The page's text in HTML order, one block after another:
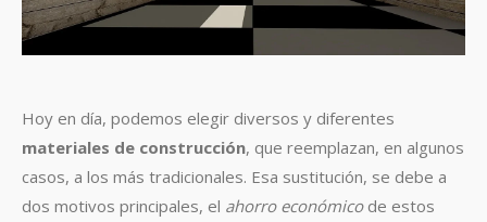
Hoy en día, podemos elegir diversos y diferentes
materiales de construcción, que reemplazan, en algunos
casos, a los más tradicionales. Esa sustitución, se debe a
dos motivos principales, el ahorro económicode estos